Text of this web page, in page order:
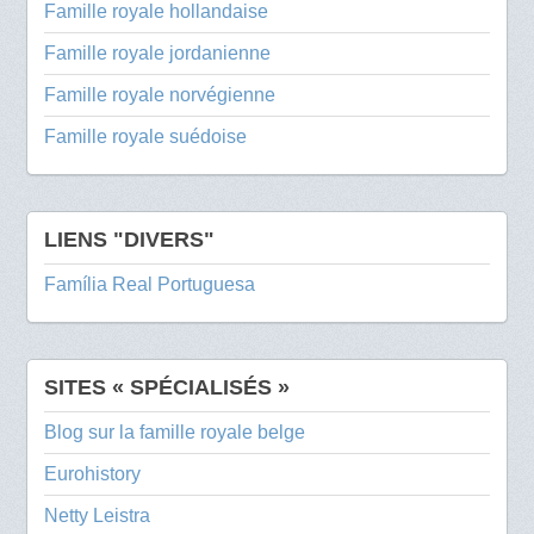
Famille royale hollandaise
Famille royale jordanienne
Famille royale norvégienne
Famille royale suédoise
LIENS "DIVERS"
Família Real Portuguesa
SITES « SPÉCIALISÉS »
Blog sur la famille royale belge
Eurohistory
Netty Leistra